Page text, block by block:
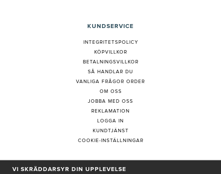
KUNDSERVICE
INTEGRITETSPOLICY
KÖPVILLKOR
BETALNINGSVILLKOR
SÅ HANDLAR DU
VANLIGA FRÅGOR ORDER
OM OSS
JOBBA MED OSS
REKLAMATION
LOGGA IN
KUNDTJÄNST
COOKIE-INSTÄLLNINGAR
PRENUMERERA PÅ NYHETSBREV
VI SKRÄDDARSYR DIN UPPLEVELSE